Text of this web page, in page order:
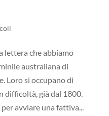
lettera che abbiamo
australiana di
Loro si occupano di
difficoltà, già dal 1800.
avviare una fattiva...